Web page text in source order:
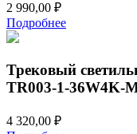
2 990,00 ₽
Подробнее
Трековый
TR003-1-36W4K-
4 320,00 ₽